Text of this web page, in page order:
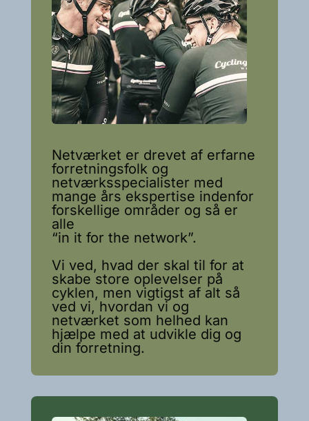
Netværket er drevet af erfarne
forretningsfolk og
netværksspecialister med
mange års ekspertise indenfor
forskellige områder og så er
alle
“in it for the network”.
Vi ved, hvad der skal til for at
skabe store oplevelser på
cyklen, men vigtigst af alt så
ved vi, hvordan vi og
netværket som helhed kan
hjælpe med at udvikle dig og
din forretning.